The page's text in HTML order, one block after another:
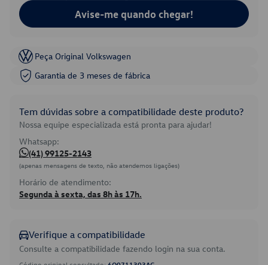
Avise-me quando chegar!
Peça Original Volkswagen
Garantia de 3 meses de fábrica
Tem dúvidas sobre a compatibilidade deste produto?
Nossa equipe especializada está pronta para ajudar!
Whatsapp:
(41) 99125-2143
(apenas mensagens de texto, não atendemos ligações)
Horário de atendimento:
Segunda à sexta, das 8h às 17h.
Verifique a compatibilidade
Consulte a compatibilidade fazendo login na sua conta.